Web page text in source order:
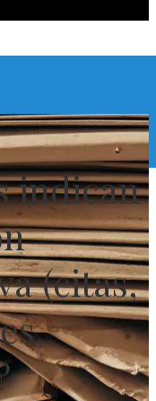
indican
(citas,